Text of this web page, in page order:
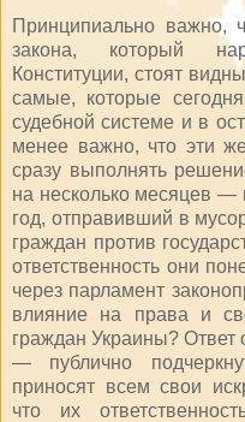
Принципиально важно,
закона, который
Конституции, стоят
самые, которые
судебной системе и в
менее важно, что эти
сразу выполнять
на несколько месяцев —
год, отправивший в
граждан против
ответственность они
через парламент
влияние на права и
граждан Украины?
— публично
приносят всем свои
что их